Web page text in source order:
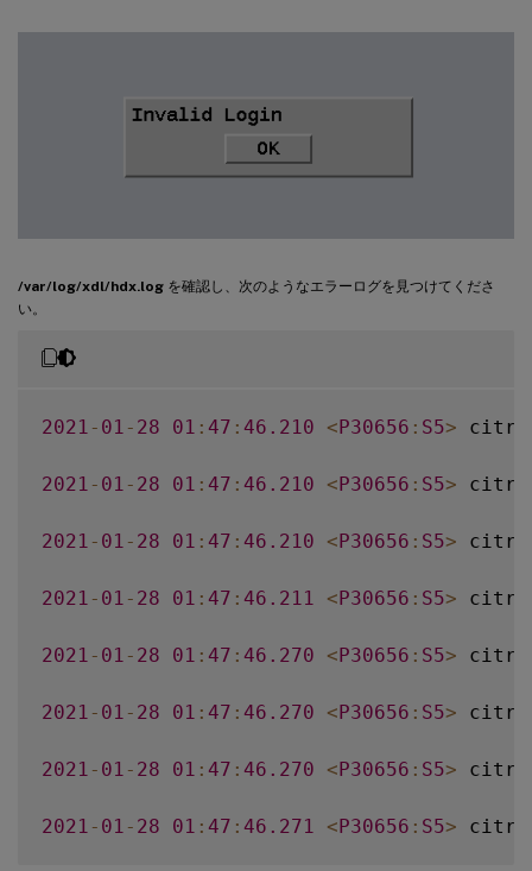
/var/log/xdl/hdx.log を確認し、次のようなエラーログを見つけてくださ
い。
2021 - 01 - 28 01 : 47 : 46.210 < P30656 : S5>
2021 - 01 - 28 01 : 47 : 46.210 < P30656 : S5>
2021 - 01 - 28 01 : 47 : 46.210 < P30656 : S5>
2021 - 01 - 28 01 : 47 : 46.211 < P30656 : S5>
2021 - 01 - 28 01 : 47 : 46.270 < P30656 : S5>
2021 - 01 - 28 01 : 47 : 46.270 < P30656 : S5>
2021 - 01 - 28 01 : 47 : 46.270 < P30656 : S5>
2021 - 01 - 28 01 : 47 : 46.271 < P30656 : S5>